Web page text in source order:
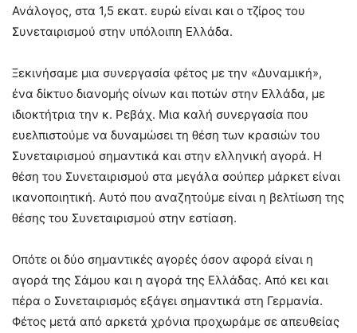
Ανάλογος, στα 1,5 εκατ. ευρώ είναι και ο τζίρος του
Συνεταιρισμού στην υπόλοιπη Ελλάδα.
Ξεκινήσαμε μια συνεργασία φέτος με την «Δυναμική»,
ένα δίκτυο διανομής οίνων και ποτών στην Ελλάδα, με
ιδιοκτήτρια την κ. Ρεβάχ. Μια καλή συνεργασία που
ευελπιστούμε να δυναμώσει τη θέση των κρασιών του
Συνεταιρισμού σημαντικά και στην ελληνική αγορά. Η
θέση του Συνεταιρισμού στα μεγάλα σούπερ μάρκετ είναι
ικανοποιητική. Αυτό που αναζητούμε είναι η βελτίωση της
θέσης του Συνεταιρισμού στην εστίαση.
Οπότε οι δύο σημαντικές αγορές όσον αφορά είναι η
αγορά της Σάμου και η αγορά της Ελλάδας. Από κει και
πέρα ο Συνεταιρισμός εξάγει σημαντικά στη Γερμανία.
Φέτος μετά από αρκετά χρόνια προχωράμε σε απευθείας